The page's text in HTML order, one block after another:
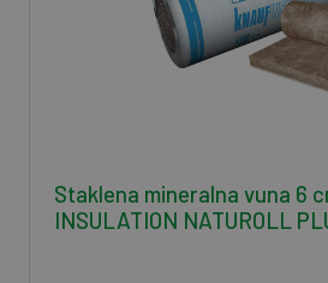
Staklena mineralna vuna 6
INSULATION NATUROLL